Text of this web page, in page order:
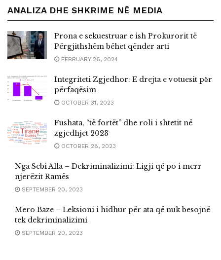
ANALIZA DHE SHKRIME NË MEDIA
Prona e sekuestruar e ish Prokurorit të
Përgjithshëm bëhet qënder arti
FEBRUARY 26, 2024
Integriteti Zgjedhor: E drejta e votuesit pёr
përfaqësim
OCTOBER 31, 2023
Fushata, “të fortët” dhe roli i shtetit në
zgjedhjet 2023
OCTOBER 28, 2023
Nga Sebi Alla – Dekriminalizimi: Ligji që po i merr
njerëzit Ramës
SEPTEMBER 20, 2023
Mero Baze – Leksioni i hidhur për ata që nuk besojnë
tek dekriminalizimi
SEPTEMBER 20, 2023